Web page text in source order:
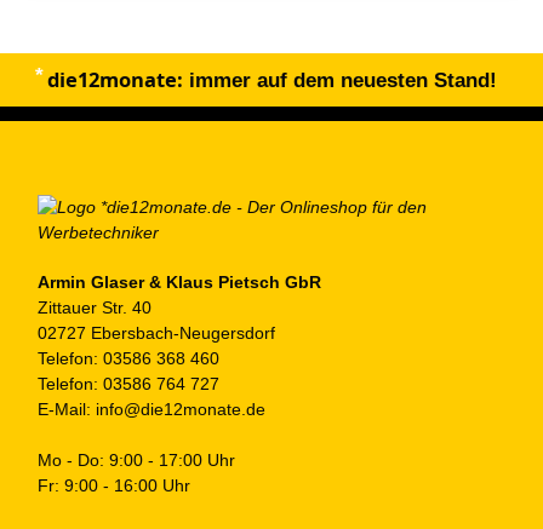
die12monate: immer auf dem neuesten Stand!
Armin Glaser & Klaus Pietsch GbR
Zittauer Str. 40
02727 Ebersbach-Neugersdorf
Telefon: 03586 368 460
Telefon: 03586 764 727
E-Mail: info@die12monate.de
Mo - Do: 9:00 - 17:00 Uhr
Fr: 9:00 - 16:00 Uhr